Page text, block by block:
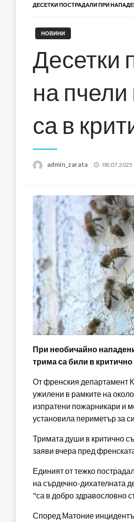
ДЕСЕТКИ ПОСТРАДАЛИ ПРИ
НОВИНИ
Десетки
на
са в
admin_zarata
Posted
08.07.2025
При необичайно
трима са били в
От френския департамент
ужилени в рамките на
изпратени пожарникари и
установила периметър за
Тримата души в критично
заяви вчера пред
Единият от тежко
на сърдечно-дихателната
"са в добро здравословно
Според Матоние